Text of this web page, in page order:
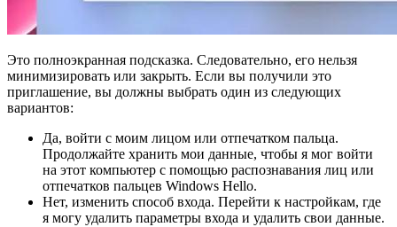
Это полноэкранная подсказка. Следовательно, его нельзя
минимизировать или закрыть. Если вы получили это
приглашение, вы должны выбрать один из следующих
вариантов:
Да, войти с моим лицом или отпечатком пальца.
Продолжайте хранить мои данные, чтобы я мог войти
на этот компьютер с помощью распознавания лиц или
отпечатков пальцев Windows Hello.
Нет, изменить способ входа. Перейти к настройкам, где
я могу удалить параметры входа и удалить свои данные.